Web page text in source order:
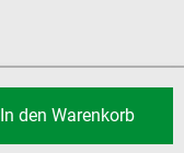
In den Warenkorb